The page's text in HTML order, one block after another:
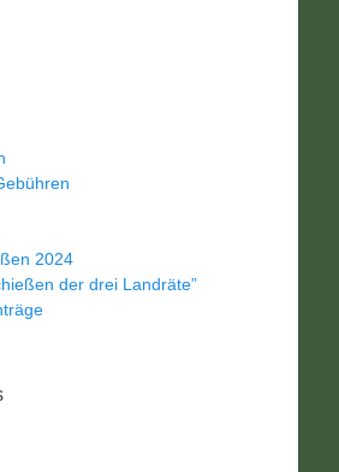
2024
der drei Landräte”